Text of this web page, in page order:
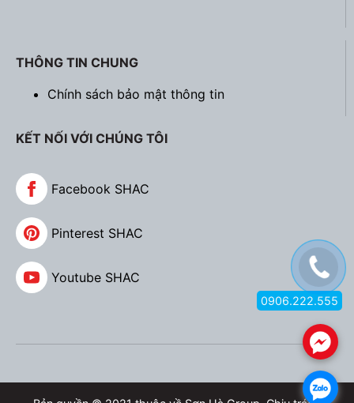
THÔNG TIN CHUNG
Chính sách bảo mật thông tin
KẾT NỐI VỚI CHÚNG TÔI
Facebook SHAC
Pinterest SHAC
Youtube SHAC
.
.
0906.222.555